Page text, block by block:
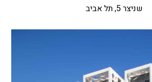
שניצר 5, תל אביב